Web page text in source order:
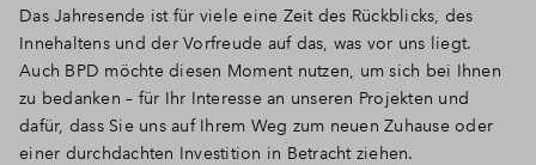
Das Jahresende ist für viele eine Zeit des Rückblicks, des
Innehaltens und der Vorfreude auf das, was vor uns liegt.
Auch BPD möchte diesen Moment nutzen, um sich bei Ihnen
zu bedanken – für Ihr Interesse an unseren Projekten und
dafür, dass Sie uns auf Ihrem Weg zum neuen Zuhause oder
einer durchdachten Investition in Betracht ziehen.